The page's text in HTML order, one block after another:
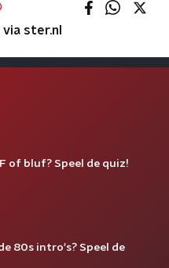
ster.nl
of bluf? Speel de quiz!
80s intro's? Speel de